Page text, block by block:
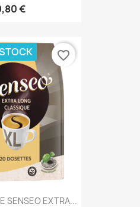
€
SENSEO EXTRA...
favorite_border